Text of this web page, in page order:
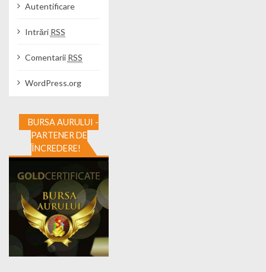
Autentificare
Intrări RSS
Comentarii RSS
WordPress.org
BURSA AURULUI -
PARTENER DE
ÎNCREDERE!